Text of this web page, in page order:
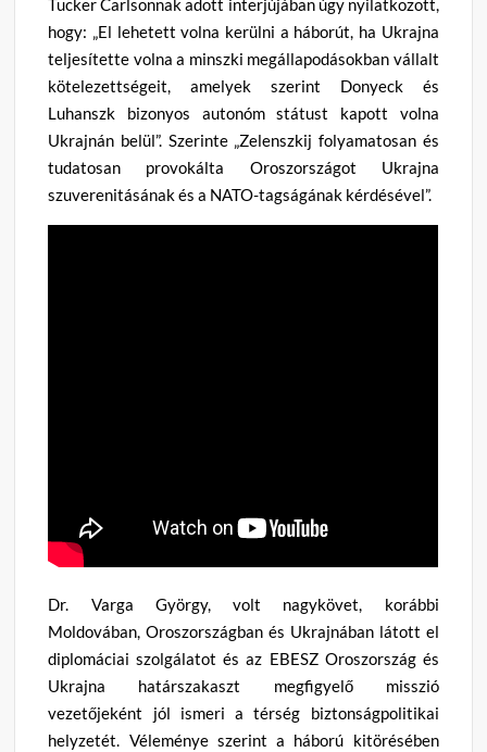
Tucker Carlsonnak adott interjújában úgy nyilatkozott,
hogy: „El lehetett volna kerülni a háborút, ha Ukrajna
teljesítette volna a minszki megállapodásokban vállalt
kötelezettségeit, amelyek szerint Donyeck és
Luhanszk bizonyos autonóm státust kapott volna
Ukrajnán belül”. Szerinte „Zelenszkij folyamatosan és
tudatosan provokálta Oroszországot Ukrajna
szuverenitásának és a NATO-tagságának kérdésével”.
Dr. Varga György, volt nagykövet, korábbi
Moldovában, Oroszországban és Ukrajnában látott el
diplomáciai szolgálatot és az EBESZ Oroszország és
Ukrajna határszakaszt megfigyelő misszió
vezetőjeként jól ismeri a térség biztonságpolitikai
helyzetét. Véleménye szerint a háború kitörésében